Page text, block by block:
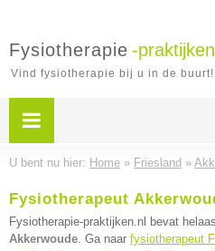
Fysiotherapie -
Vind fysiotherapie bij u in de buurt!
U bent nu hier: Home » Friesland »
Fysiotherapeut
Fysiotherapie-praktijken.nl bevat
Akkerwoude. Ga naar fysiotherapeut